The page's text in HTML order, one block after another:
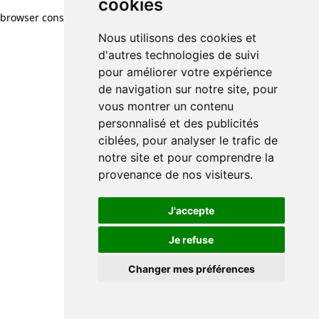
cookies
Nous utilisons des cookies et
d'autres technologies de suivi
pour améliorer votre expérience
de navigation sur notre site, pour
vous montrer un contenu
personnalisé et des publicités
ciblées, pour analyser le trafic de
notre site et pour comprendre la
provenance de nos visiteurs.
J'accepte
Je refuse
Changer mes préférences
browser console for more information)